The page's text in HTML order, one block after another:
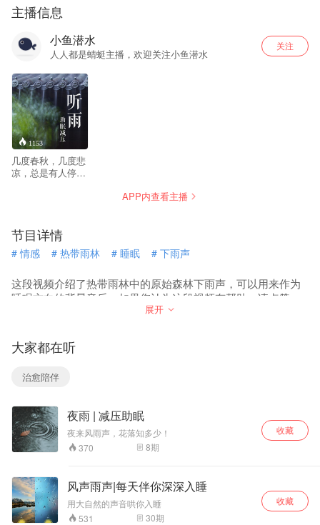
主播信息
小鱼潜水
人人都是蜻蜓主播，欢迎关注小鱼潜水
关注
1153
几度春秋，几度悲
凉，总是有人停留
意，入梦来的快
些。 这里给你带来
最好的雨声风声：
想。
APP内查看主播
节目详情
#情感 # 热带雨林 # 睡眠 # 下雨声
这段视频介绍了热带雨林中的原始森林下雨声，可以用来作为
睡眠方向的背景音乐。如果您认为这段视频有帮助，请点赞、
订阅、转发，并订阅我的频道。
展开
大家都在听
治愈陪伴
夜雨 | 减压助眠
夜来风雨声，花落知多少！
370
8期
收藏
风声雨声|每天伴你深深入睡
用大自然的声音哄你入睡
531
30期
收藏